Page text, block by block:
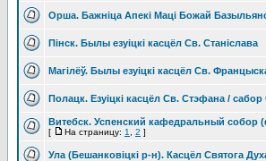
Орша. Бажніца Апекі Маці Божай
Пiнск. Былы езуiцкi касцёл Св. Станiслава
Магілёў. Былы езуiцкi касцёл Св.
Полацк. Езуiцкi касцёл Св. Стэфана /
Витебск. Успенский кафедральный собор
[ На страницу: 1 2 ]
Ула (Бешанковіцкі р-н). Касцёл Святога